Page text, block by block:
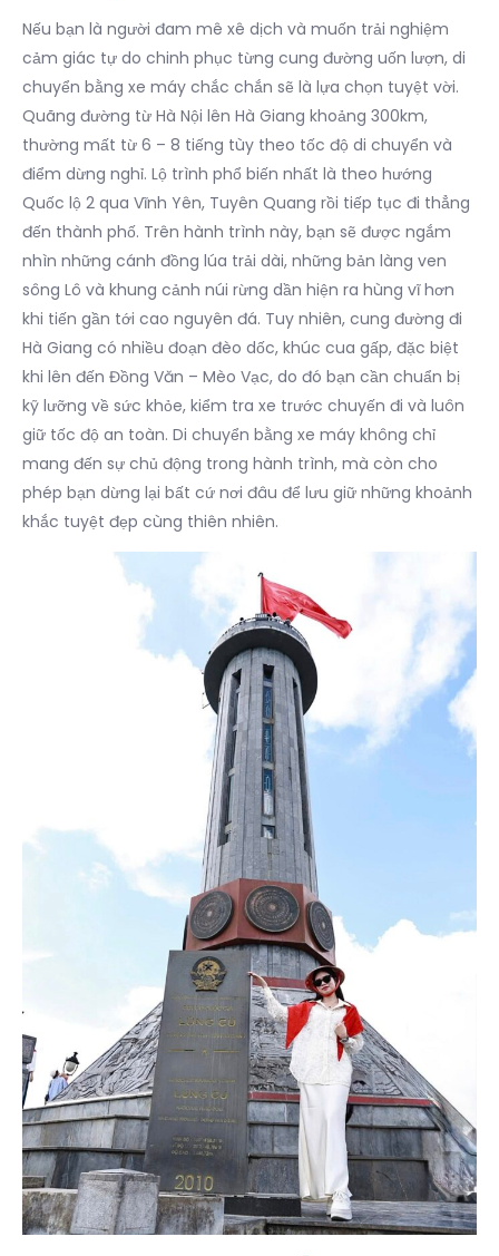
Nếu bạn là người đam mê xê dịch và muốn trải nghiệm
cảm giác tự do chinh phục từng cung đường uốn lượn, di
chuyển bằng xe máy chắc chắn sẽ là lựa chọn tuyệt vời.
Quãng đường từ Hà Nội lên Hà Giang khoảng 300km,
thường mất từ 6 – 8 tiếng tùy theo tốc độ di chuyển và
điểm dừng nghỉ. Lộ trình phổ biến nhất là theo hướng
Quốc lộ 2 qua Vĩnh Yên, Tuyên Quang rồi tiếp tục đi thẳng
đến thành phố. Trên hành trình này, bạn sẽ được ngắm
nhìn những cánh đồng lúa trải dài, những bản làng ven
sông Lô và khung cảnh núi rừng dần hiện ra hùng vĩ hơn
khi tiến gần tới cao nguyên đá. Tuy nhiên, cung đường đi
Hà Giang có nhiều đoạn đèo dốc, khúc cua gấp, đặc biệt
khi lên đến Đồng Văn – Mèo Vạc, do đó bạn cần chuẩn bị
kỹ lưỡng về sức khỏe, kiểm tra xe trước chuyến đi và luôn
giữ tốc độ an toàn. Di chuyển bằng xe máy không chỉ
mang đến sự chủ động trong hành trình, mà còn cho
phép bạn dừng lại bất cứ nơi đâu để lưu giữ những khoảnh
khắc tuyệt đẹp cùng thiên nhiên.